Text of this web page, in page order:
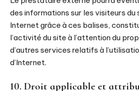
des informations sur les visiteurs du
Internet grâce à ces balises,
l’activité du site à l’attention du
d’autres services relatifs à
d’Internet.
10. Droit applicable et